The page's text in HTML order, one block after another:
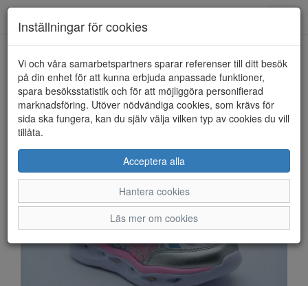
HEM LEAF
Inställningar för cookies
Vi och våra samarbetspartners sparar referenser till ditt besök
på din enhet för att kunna erbjuda anpassade funktioner,
spara besöksstatistik och för att möjliggöra personifierad
marknadsföring. Utöver nödvändiga cookies, som krävs för
sida ska fungera, kan du själv välja vilken typ av cookies du vill
tillåta.
Acceptera alla
Hantera cookies
Läs mer om cookies